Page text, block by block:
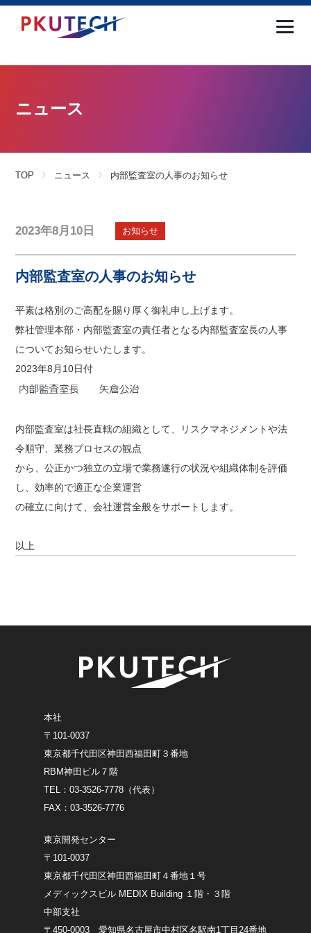
ニュース
TOP ニュース 内部監査室の人事のお知らせ
2023年8月10日 お知らせ
内部監査室の人事のお知らせ
平素は格別のご高配を賜り厚く御礼申し上げます。
弊社管理本部・内部監査室の責任者となる内部監査室長の人事
についてお知らせいたします。
2023年8月10日付
内部監査室は社長直轄の組織として、リスクマネジメントや法
令順守、業務プロセスの観点
から、公正かつ独立の立場で業務遂行の状況や組織体制を評価
し、効率的で適正な企業運営
の確立に向けて、会社運営全般をサポートします。
以上
本社
〒101-0037
東京都千代田区神田西福田町３番地
RBM神田ビル７階
TEL：03-3526-7778（代表）
FAX：03-3526-7776
東京開発センター
〒101-0037
東京都千代田区神田西福田町４番地１号
メディックスビル MEDIX Building １階・３階
中部支社
〒450-0003 愛知県名古屋市中村区名駅南1丁目24番地